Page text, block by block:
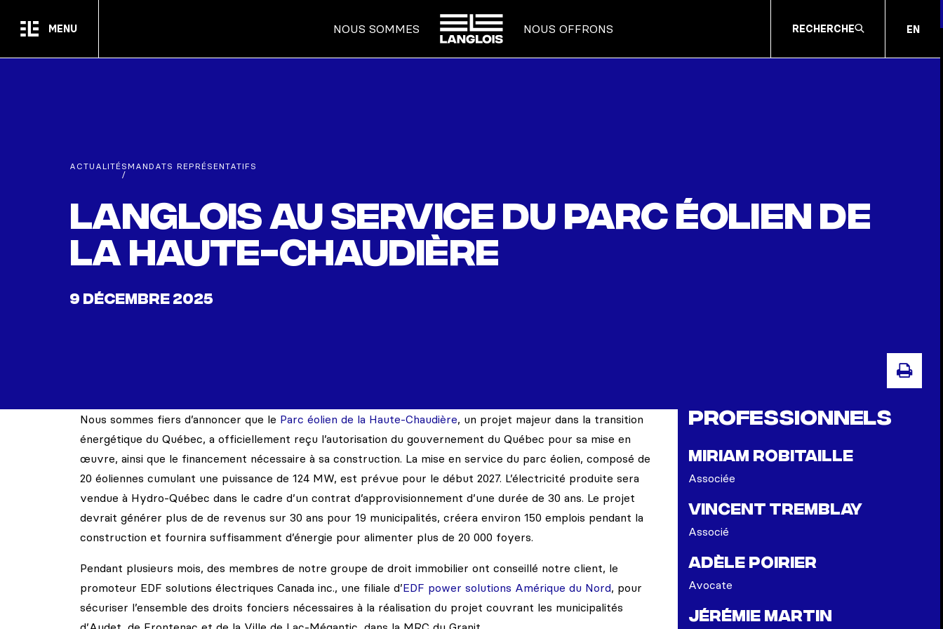
MENU NOUS SOMMES
ACCUEIL
NOUS OFFRONS RECHERCHE EN
ACTUALITÉS
/
MANDATS REPRÉSENTATIFS
Langlois au service du Parc éolien de
la Haute-Chaudière
9 DÉCEMBRE 2025
Nous sommes fiers d’annoncer que le Parc éolien de la Haute-Chaudière, un projet majeur dans la transition
énergétique du Québec, a officiellement reçu l’autorisation du gouvernement du Québec pour sa mise en
œuvre, ainsi que le financement nécessaire à sa construction. La mise en service du parc éolien, composé de
20 éoliennes cumulant une puissance de 124 MW, est prévue pour le début 2027. L’électricité produite sera
vendue à Hydro-Québec dans le cadre d’un contrat d’approvisionnement d’une durée de 30 ans. Le projet
devrait générer plus de de revenus sur 30 ans pour 19 municipalités, créera environ 150 emplois pendant la
construction et fournira suffisamment d’énergie pour alimenter plus de 20 000 foyers.
Pendant plusieurs mois, des membres de notre groupe de droit immobilier ont conseillé notre client, le
promoteur EDF solutions électriques Canada inc., une filiale d’EDF power solutions Amérique du Nord, pour
sécuriser l’ensemble des droits fonciers nécessaires à la réalisation du projet couvrant les municipalités
Professionnels
Miriam Robitaille
Associée
Vincent Tremblay
Associé
Adèle Poirier
Avocate
Jérémie Martin